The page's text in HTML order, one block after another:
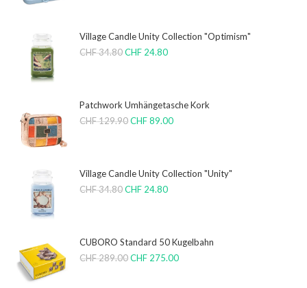
Village Candle Unity Collection "Optimism"
CHF34.80 CHF 24.80
Patchwork Umhängetasche Kork
CHF129.90 CHF89.00
Village Candle Unity Collection "Unity"
CHF34.80 CHF 24.80
CUBORO Standard 50 Kugelbahn
CHF289.00 CHF 275.00